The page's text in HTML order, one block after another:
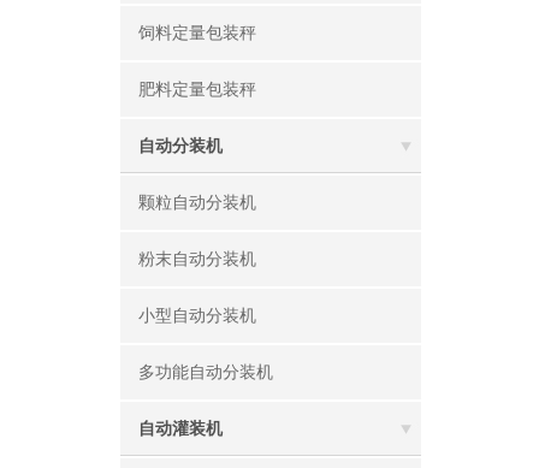
饲料定量包装秤
肥料定量包装秤
自动分装机
颗粒自动分装机
粉末自动分装机
小型自动分装机
多功能自动分装机
自动灌装机